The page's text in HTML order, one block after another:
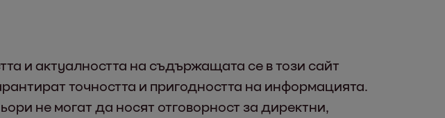
и актуалността на съдържащата се в този сайт
точността и пригодността на информацията.
не могат да носят отговорност за директни,